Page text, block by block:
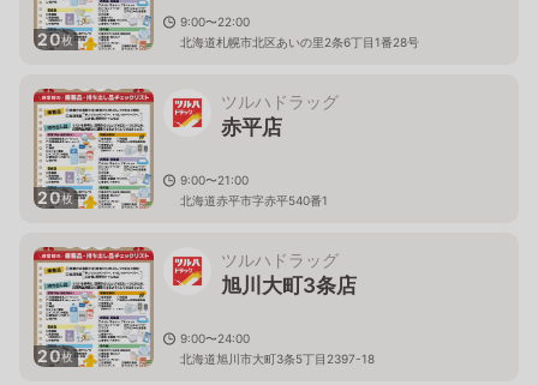
20枚
9:00〜22:00
北海道札幌市北区あいの里2条6丁目1番28号
20枚
ツルハドラッグ
赤平店
9:00〜21:00
北海道赤平市字赤平540番1
20枚
ツルハドラッグ
旭川大町3条店
9:00〜24:00
北海道旭川市大町3条5丁目2397-18